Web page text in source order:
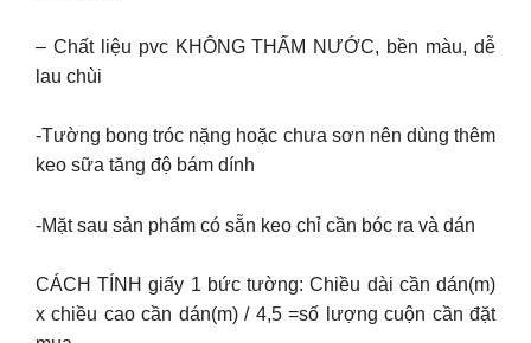
– Chất liệu pvc KHÔNG THẤM NƯỚC, bền màu, dễ
lau chùi
-Tường bong tróc nặng hoặc chưa sơn nên dùng thêm
keo sữa tăng độ bám dính
-Mặt sau sản phẩm có sẵn keo chỉ cần bóc ra và dán
CÁCH TÍNH giấy 1 bức tường: Chiều dài cần dán(m)
x chiều cao cần dán(m) / 4,5 =số lượng cuộn cần đặt